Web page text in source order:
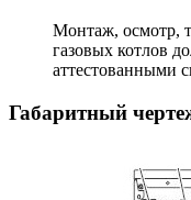
Монтаж, осмотр,
газовых котлов
аттестованными
Габаритный